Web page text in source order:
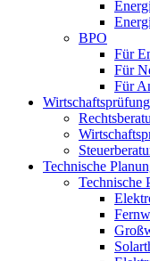
BPO
Für
Für
Für
Technische
Technische